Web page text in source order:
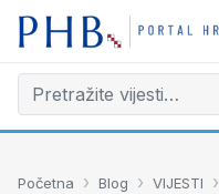
Početna › Blog › VIJESTI ›